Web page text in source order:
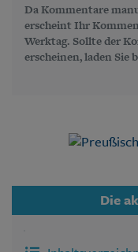
Da Kommentare
erscheint Ihr
Werktag. Sollte der
erscheinen, laden Sie
Die